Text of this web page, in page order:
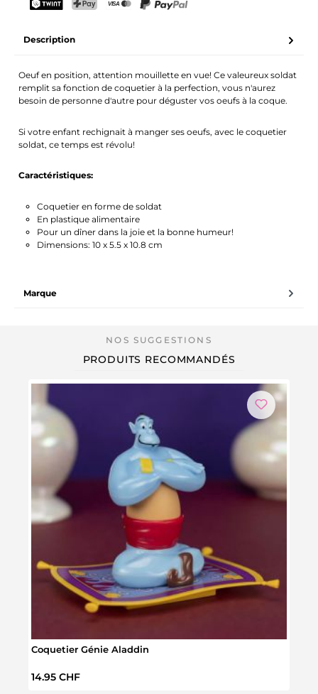
Description
Oeuf en position, attention mouillette en vue! Ce valeureux soldat
remplit sa fonction de coquetier à la perfection, vous n'aurez
besoin de personne d'autre pour déguster vos oeufs à la coque.
Si votre enfant rechignait à manger ses oeufs, avec le coquetier
soldat, ce temps est révolu!
Caractéristiques:
Coquetier en forme de soldat
En plastique alimentaire
Pour un dîner dans la joie et la bonne humeur!
Dimensions: 10 x 5.5 x 10.8 cm
Marque
PRODUITS RECOMMANDÉS
Coquetier Génie Aladdin
Prix régulier :
14.95 CHF